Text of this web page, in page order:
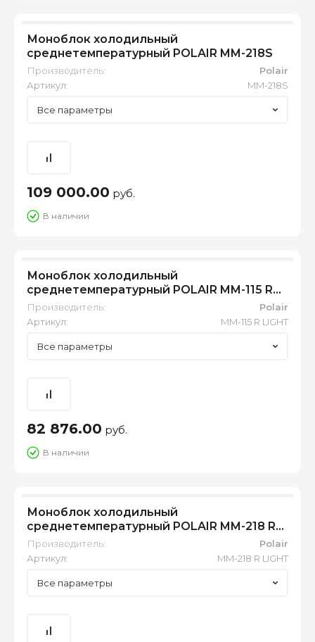
Моноблок холодильный
среднетемпературный POLAIR MM-218S
Производитель:
Polair
Артикул:
MM-218S
Все параметры
109 000.00 руб.
В наличии
Моноблок холодильный
среднетемпературный POLAIR MM-115 R
LIGHT
Производитель:
Polair
Артикул:
MM-115 R LIGHT
Все параметры
82 876.00 руб.
В наличии
Моноблок холодильный
среднетемпературный POLAIR MM-218 R
LIGHT
Производитель:
Polair
Артикул:
MM-218 R LIGHT
Все параметры